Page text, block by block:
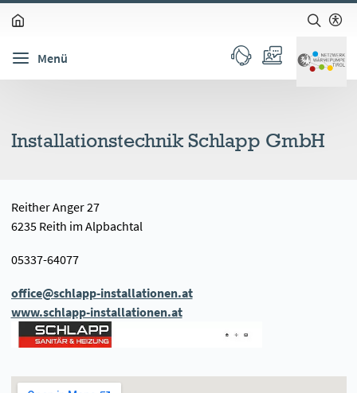
zum Inhalt springen (Alt + 0)
zur Navigation springen (Alt + 1)
zur Suche springen (Alt + 2)
Hochkontrastmodus ein-/ausschalten (Alt + 3)
Barrierefreiheits-Widget öffnen (Alt + 5)
Menü
Installationstechnik Schlapp GmbH
Reither Anger 27
6235 Reith im Alpbachtal
05337-64077
office@schlapp-installationen.at
www.schlapp-installationen.at